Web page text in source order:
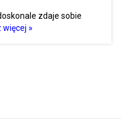
zdaje sobie
więcej »